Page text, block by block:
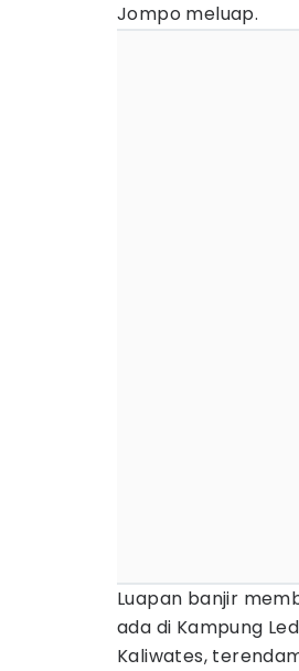
Jompo meluap.
Luapan banjir
ada di Kampung
Kaliwates,